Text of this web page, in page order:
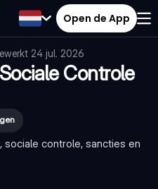
Open de App
24 jul. 2026
Controle
sociale controle, sancties en